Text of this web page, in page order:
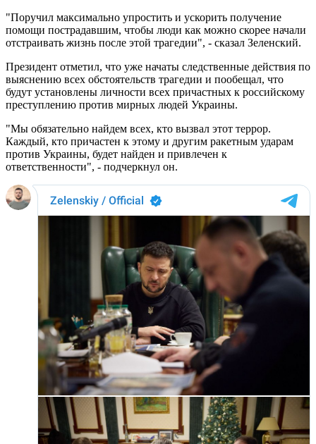
"Поручил максимально упростить и ускорить получение
помощи пострадавшим, чтобы люди как можно скорее начали
отстраивать жизнь после этой трагедии", - сказал Зеленский.
Президент отметил, что уже начаты следственные действия по
выяснению всех обстоятельств трагедии и пообещал, что
будут установлены личности всех причастных к российскому
преступлению против мирных людей Украины.
"Мы обязательно найдем всех, кто вызвал этот террор.
Каждый, кто причастен к этому и другим ракетным ударам
против Украины, будет найден и привлечен к
ответственности", - подчеркнул он.